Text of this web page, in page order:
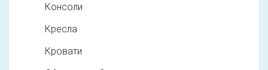
Консоли
Кресла
Кровати